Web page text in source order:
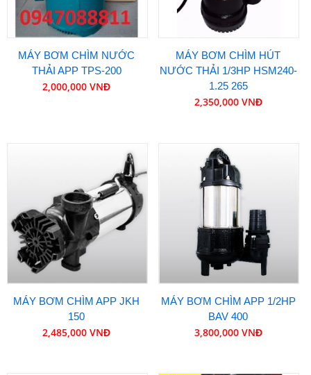
MÁY BƠM CHÌM NƯỚC
THẢI APP TPS-200
2,000,000 VNĐ
MÁY BƠM CHÌM HÚT
NƯỚC THẢI 1/3HP HSM240-
1.25 265
2,350,000 VNĐ
MÁY BƠM CHÌM APP JKH
150
2,485,000 VNĐ
MÁY BƠM CHÌM APP 1/2HP
BAV 400
3,800,000 VNĐ